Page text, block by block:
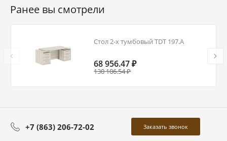
Ранее вы смотрели
Стол 2-х тумбовый TDT 197.A
68 956.47 ₽
130 106.54 ₽
+7 (863) 206-72-02 Заказать звонок